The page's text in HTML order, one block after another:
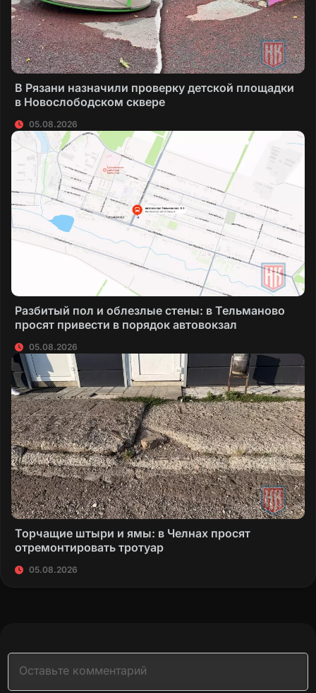
В Рязани назначили проверку детской площадки
в Новослободском сквере
05.08.2026
Разбитый пол и облезлые стены: в Тельманово
просят привести в порядок автовокзал
05.08.2026
Торчащие штыри и ямы: в Челнах просят
отремонтировать тротуар
05.08.2026